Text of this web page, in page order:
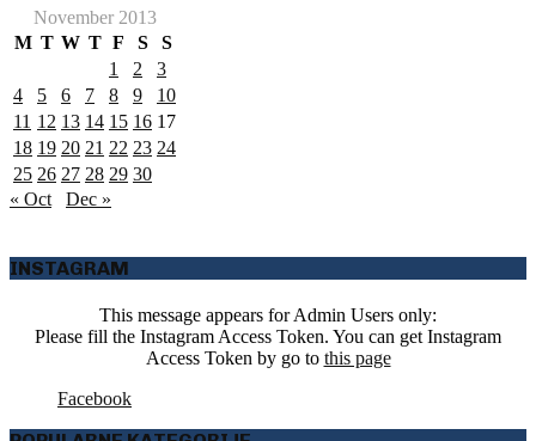
November 2013
M T W T F S
S
1
2
3
4
5 6 7 8 9
10
11 12 13 14 15 16 17
18 19 20 21 22 23 24
25 26 27 28 29 30
« Oct
Dec »
INSTAGRAM
This message appears for Admin Users only:
Please fill the Instagram Access Token. You can get Instagram
Access Token by go to this page
Facebook